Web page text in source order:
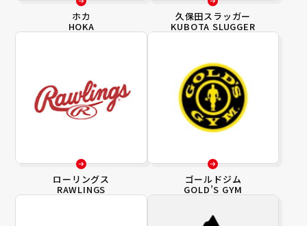
ホカ
HOKA
久保田スラッガー
KUBOTA SLUGGER
ローリングス
RAWLINGS
ゴールドジム
GOLD’S GYM